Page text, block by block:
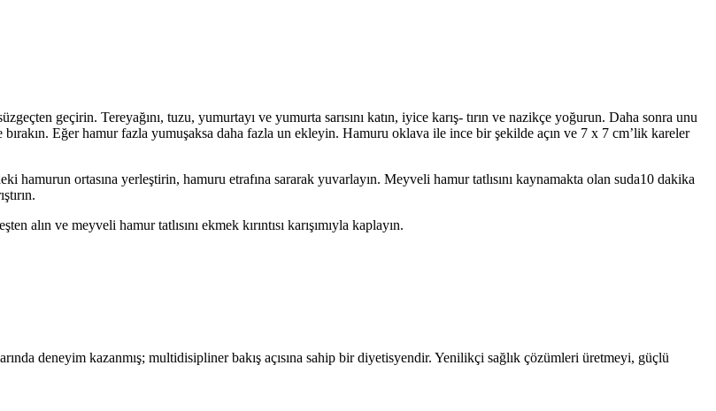
geçirin. Tereyağını, tuzu, yumurtayı ve yumurta sarısını katın, iyice karış- tırın ve nazikçe yoğurun. Daha sonra unu
Eğer hamur fazla yumuşaksa daha fazla un ekleyin. Hamuru oklava ile ince bir şekilde açın ve 7 x 7 cm’lik kareler
ortasına yerleştirin, hamuru etrafına sararak yuvarlayın. Meyveli hamur tatlısını kaynamakta olan suda10 dakika
alın ve meyveli hamur tatlısını ekmek kırıntısı karışımıyla kaplayın.
deneyim kazanmış; multidisipliner bakış açısına sahip bir diyetisyendir. Yenilikçi sağlık çözümleri üretmeyi, güçlü